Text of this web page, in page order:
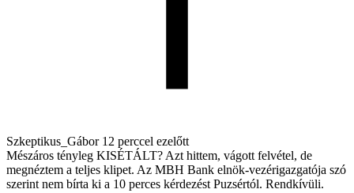
Szkeptikus_Gábor 12 perccel ezelőtt
Mészáros tényleg KISÉTÁLT? Azt hittem, vágott felvétel, de
megnéztem a teljes klipet. Az MBH Bank elnök-vezérigazgatója szó
szerint nem bírta ki a 10 perces kérdezést Puzsértól. Rendkívüli.